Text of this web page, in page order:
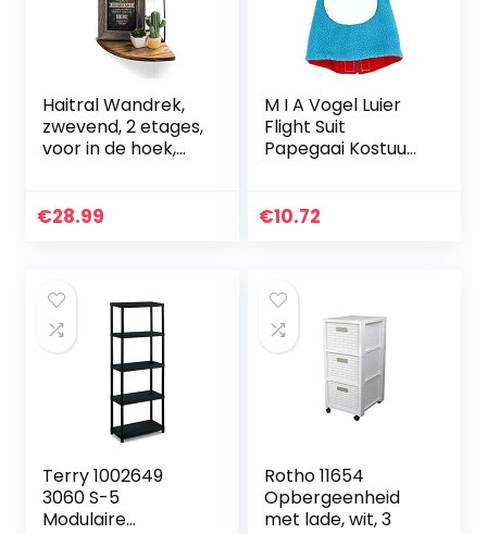
Haitral Wandrek,
zwevend, 2 etages,
voor in de hoek,
slaapkamer
€28.99
M I A Vogel Luier
Flight Suit
Papegaai Kostuum
voor Cockatiel
€10.72
Terry 1002649
3060 S-5
Modulaire
Rotho 11654
Opbergeenheid
met lade, wit, 3